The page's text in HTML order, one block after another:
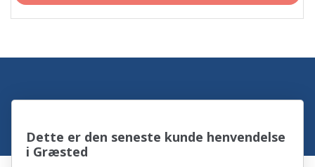
Dette er den seneste kunde henvendelse
i Græsted